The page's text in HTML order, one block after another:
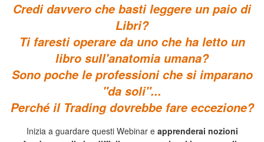
Credi davvero che basti leggere un paio di
Libri?
Ti faresti operare da uno che ha letto un
libro sull'anatomia umana?
Sono poche le professioni che si imparano
"da soli"...
Perché il Trading dovrebbe fare eccezione?
Inizia a guardare questi Webinar e apprenderai nozioni